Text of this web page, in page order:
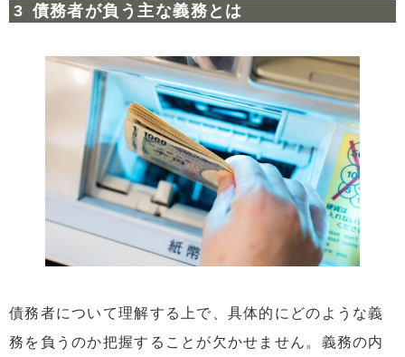
債務者が負う主な義務とは
債務者について理解する上で、具体的にどのような義
務を負うのか把握することが欠かせません。義務の内